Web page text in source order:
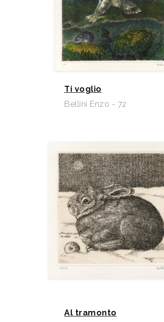
Ti voglio
Bellini Enzo - 72
Al tramonto